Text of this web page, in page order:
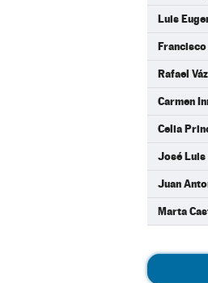
Luis
Francisco
Rafael
Carmen
Celia
José Luis
Juan
Marta